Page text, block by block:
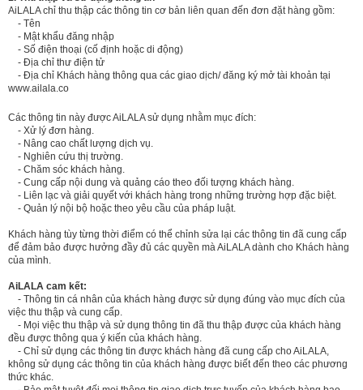
AiLALA chỉ thu thập các thông tin cơ bản liên quan đến đơn đặt hàng gồm:
- Tên
- Mật khẩu đăng nhập
- Số điện thoại (cố định hoặc di động)
- Địa chỉ thư điện tử
- Địa chỉ Khách hàng thông qua các giao dịch/ đăng ký mở tài khoản tại
www.ailala.co
Các thông tin này được AiLALA sử dụng nhằm mục đích:
- Xử lý đơn hàng.
- Nâng cao chất lượng dịch vụ.
- Nghiên cứu thị trường.
- Chăm sóc khách hàng.
- Cung cấp nội dung và quảng cáo theo đối tượng khách hàng.
- Liên lạc và giải quyết với khách hàng trong những trường hợp đặc biệt.
- Quản lý nội bộ hoặc theo yêu cầu của pháp luật.
Khách hàng tùy từng thời điểm có thể chỉnh sửa lại các thông tin đã cung cấp
để đảm bảo được hưởng đầy đủ các quyền mà AiLALA dành cho Khách hàng
của mình.
AiLALA cam kết:
- Thông tin cá nhân của khách hàng được sử dụng đúng vào mục đích của
việc thu thập và cung cấp.
- Mọi việc thu thập và sử dụng thông tin đã thu thập được của khách hàng
đều được thông qua ý kiến của khách hàng.
- Chỉ sử dụng các thông tin được khách hàng đã cung cấp cho AiLALA,
không sử dụng các thông tin của khách hàng được biết đến theo các phương
thức khác.